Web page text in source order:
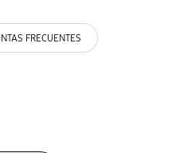
FRECUENTES